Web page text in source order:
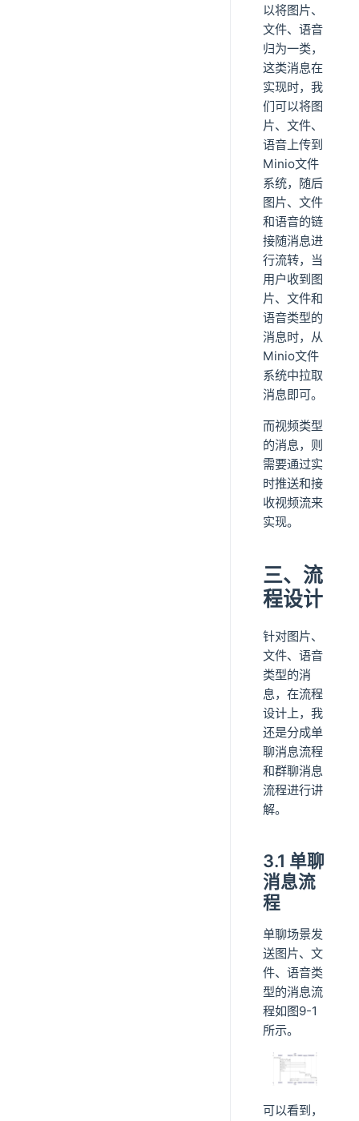
以将图片、
文件、语音
归为一类，
这类消息在
实现时，我
们可以将图
片、文件、
语音上传到
Minio文件
系统，随后
图片、文件
和语音的链
接随消息进
行流转，当
用户收到图
片、文件和
语音类型的
消息时，从
Minio文件
系统中拉取
消息即可。
而视频类型
的消息，则
需要通过实
时推送和接
收视频流来
实现。
三、流
程设计
针对图片、
文件、语音
类型的消
息，在流程
设计上，我
还是分成单
聊消息流程
和群聊消息
流程进行讲
解。
3.1 单聊
消息流
程
单聊场景发
送图片、文
件、语音类
型的消息流
程如图9-1
所示。
可以看到，